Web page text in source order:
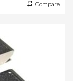
Compare